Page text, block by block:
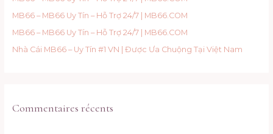
e
r
:
MB66 – MB66 Uy Tín – Hỗ Trợ 24/7 | MB66.COM
MB66 – MB66 Uy Tín – Hỗ Trợ 24/7 | MB66.COM
Nhà Cái MB66 – Uy Tín #1 VN | Được Ưa Chuộng Tại Việt Nam
Commentaires récents